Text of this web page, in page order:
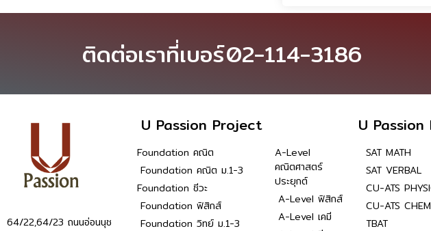
ติดต่อเราที่เบอร์02-114-3186
U Passion Project U
64/22,64/23 ถนนอ่อนนุช
Foundation คณิต
Foundation คณิต ม.1-3
Foundation ชีวะ
Foundation ฟิสิกส์
Foundation วิทย์ ม.1-3
A-Level
คณิตศาสตร์
ประยุกต์
A-Level ฟิสิกส์
A-Level เคมี
SAT MATH
SAT VERBAL
CU-ATS
CU-ATS CHEM
TBAT